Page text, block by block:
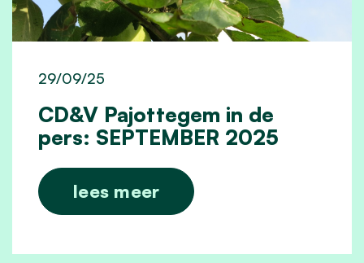
CD&V Pajottegem in de
pers: SEPTEMBER 2025
29/09/25
lees meer